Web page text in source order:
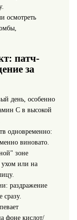
осмотреть
патч-
за
день, особенно
C в высокой
одновременно:
виновато.
зоне
или на
раздражение
сразу.
фоне кислот/